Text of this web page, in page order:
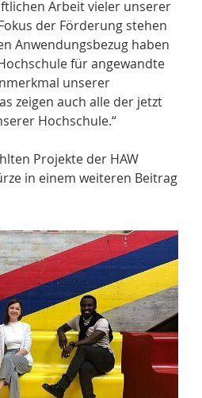
Arbeit vieler unserer
der Förderung stehen
Anwendungsbezug haben
für angewandte
unserer
zeigen auch alle der jetzt
Hochschule.“
Projekte der HAW
in einem weiteren Beitrag